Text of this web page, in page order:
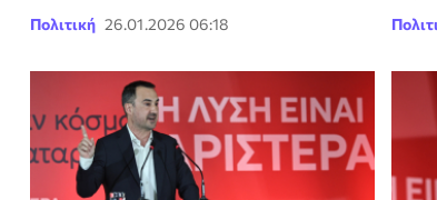
Πολιτική 26.01.2026 06:18